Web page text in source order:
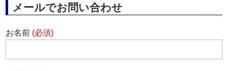
メールでお問い合わせ
お名前 (必須)